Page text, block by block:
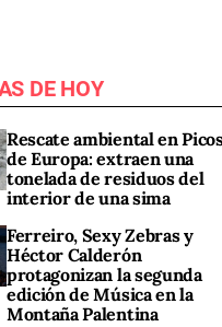
DE HOY
Rescate ambiental en
de Europa: extraen una
tonelada de residuos del
interior de una sima
Ferreiro, Sexy Zebras y
Héctor Calderón
protagonizan la segunda
edición de Música en la
Montaña Palentina